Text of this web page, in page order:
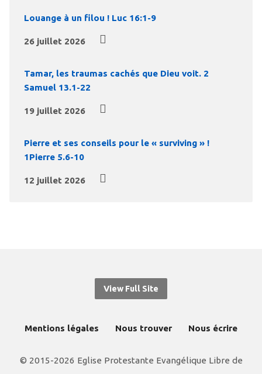
Louange à un filou ! Luc 16:1-9
26 juillet 2026
Tamar, les traumas cachés que Dieu voit. 2
Samuel 13.1-22
19 juillet 2026
Pierre et ses conseils pour le « surviving » !
1Pierre 5.6-10
12 juillet 2026
View Full Site
Mentions légales Nous trouver Nous écrire
© 2015-2026 Eglise Protestante Evangélique Libre de